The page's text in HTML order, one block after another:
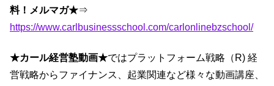
料！メルマガ★⇒
https://www.carlbusinessschool.com/carlonlinebzschool/
★カール経営塾動画★ではプラットフォーム戦略（R) 経
営戦略からファイナンス、起業関連など様々な動画講座、